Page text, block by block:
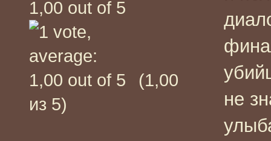
(1,00
из 5)
не